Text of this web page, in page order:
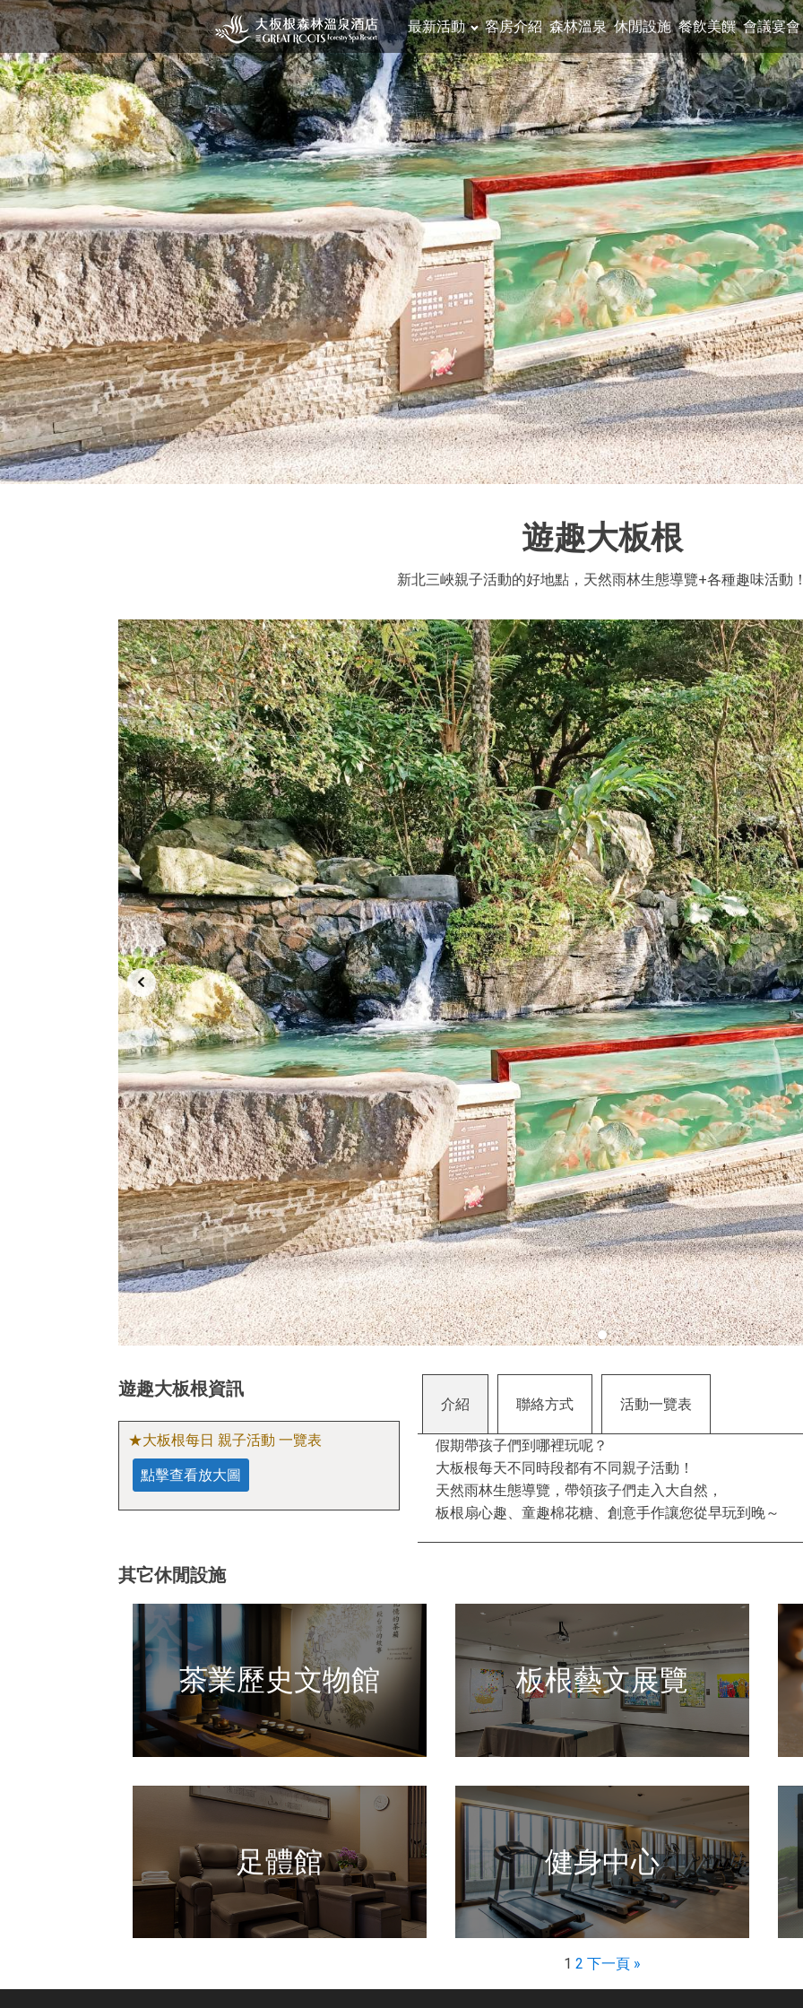
最新活動 客房介紹 森林溫泉 休閒設施 餐飲美饌 會議宴會
遊趣大板根
新北三峽親子活動的好地點，天然雨林生態導覽+各種趣味活動
遊趣大板根資訊
★大板根每日 親子活動 一覽表
點擊查看放大圖
介紹 聯絡​方式 活動​一覽表
假期帶孩子們到哪裡玩呢？
大板根每天不同時段都有不同親子活動！
天然雨林生態導覽，帶領孩子們走入大自然，
板根扇心趣、童趣棉花糖、創意手作讓您從早玩到晚～
其它休閒設施
茶業歷史文物館 板根藝文展覽
足體館 健身中心
1 2 下一頁 »